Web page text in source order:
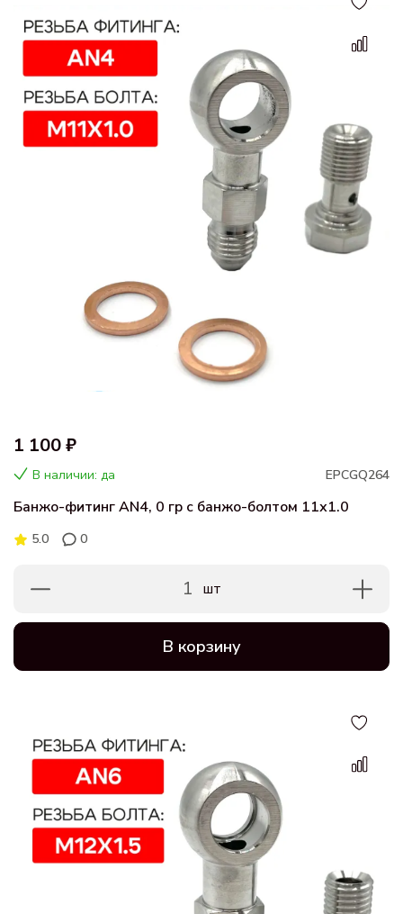
1 100 ₽
В наличии: да EPCGQ264
Банжо-фитинг AN4, 0 гр с банжо-болтом 11х1.0
5.0 0
1 шт
В корзину